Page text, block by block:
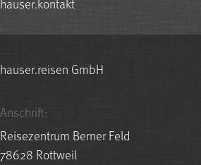
hauser.reisen GmbH
Anschrift:
Reisezentrum Berner Feld
78628 Rottweil